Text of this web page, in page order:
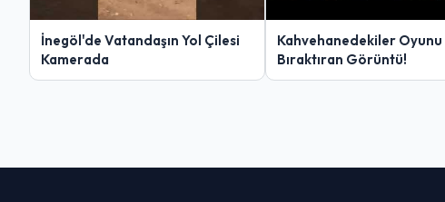
İnegöl'de Vatandaşın Yol Çilesi
Kamerada
Kahvehanedekiler Oyunu
Bıraktıran Görüntü!